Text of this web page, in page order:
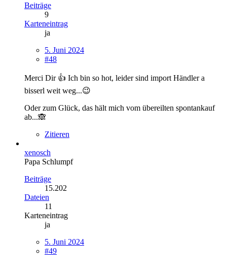
Beiträge
9
Karteneintrag
ja
5. Juni 2024
#48
Merci Dir 👍 Ich bin so hot, leider sind import Händler a
bisserl weit weg...😉
Oder zum Glück, das hält mich vom übereilten spontankauf
ab...🙈
Zitieren
xenosch
Papa Schlumpf
Beiträge
15.202
Dateien
11
Karteneintrag
ja
5. Juni 2024
#49